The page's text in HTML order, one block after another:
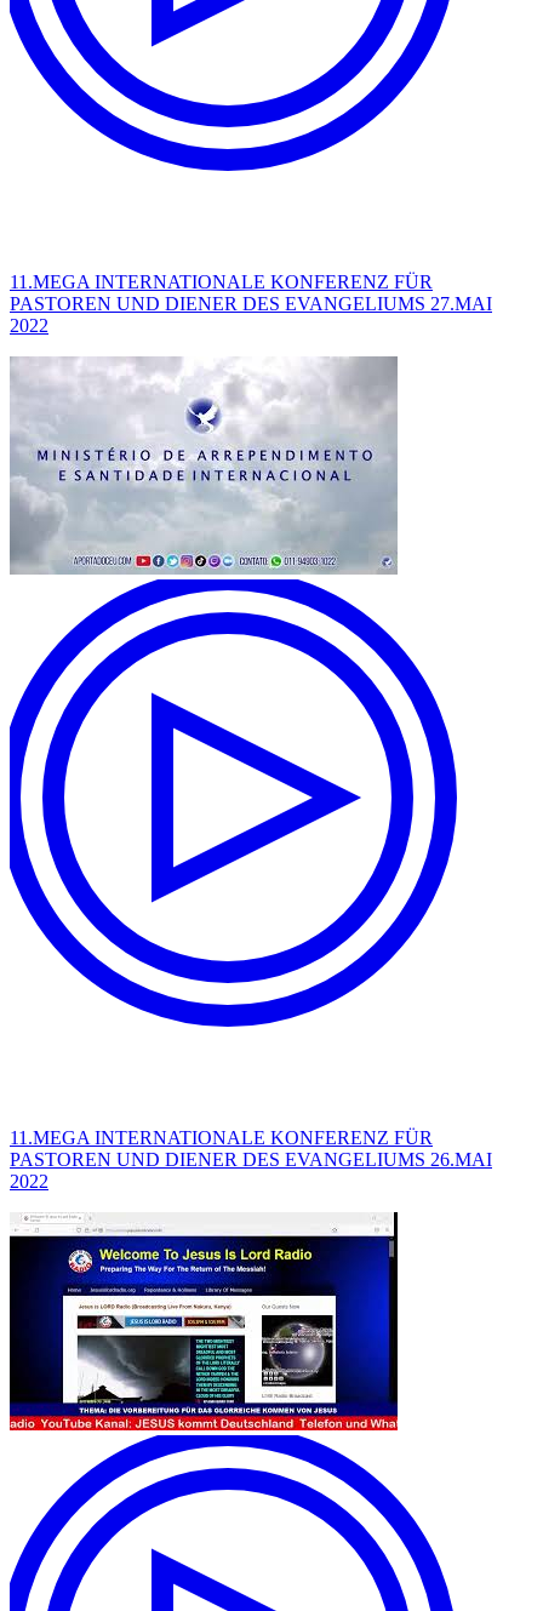
11.MEGA INTERNATIONALE KONFERENZ FÜR
PASTOREN UND DIENER DES EVANGELIUMS 27.MAI
2022
11.MEGA INTERNATIONALE KONFERENZ FÜR
PASTOREN UND DIENER DES EVANGELIUMS 26.MAI
2022